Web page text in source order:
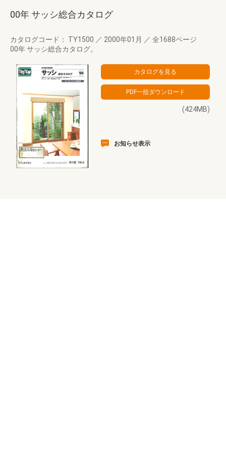
00年 サッシ総合カタログ
カタログコード： TY1500 ／ 2000年01月 ／ 全1688ページ
00年 サッシ総合カタログ。
(424MB)
お知らせ表示